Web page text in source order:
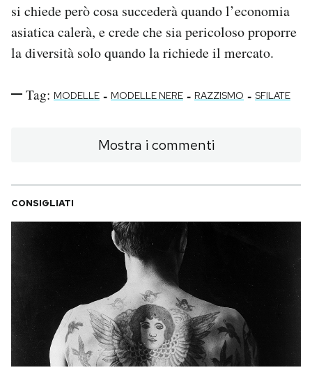
si chiede però cosa succederà quando l’economia
asiatica calerà, e crede che sia pericoloso proporre
la diversità solo quando la richiede il mercato.
Tag: MODELLE - MODELLE NERE - RAZZISMO - SFILATE
Mostra i commenti
CONSIGLIATI